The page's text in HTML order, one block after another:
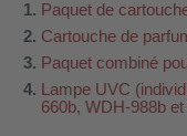
Paquet de
Cartouche de
Paquet combiné
Lampe UVC
660b, WDH-988b